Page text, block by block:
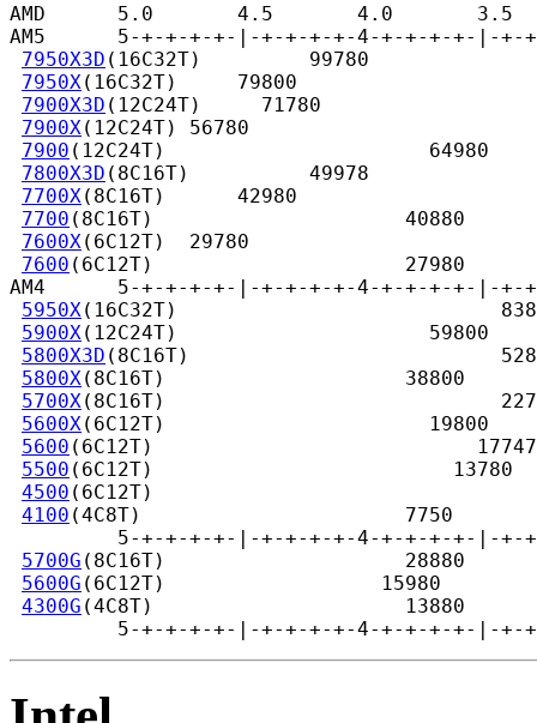
AMD      5.0       4.5       4.0       3.5
AM5      5-+-+-+-+-|-+-+-+-+-4-+-+-+-+-|-+-+-
7950X3D (16C32T)         99780
7950X (16C32T)     79800
7900X3D (12C24T)     71780
7900X (12C24T) 56780
7900 (12C24T)                      64980
7800X3D (8C16T)          49978
7700X (8C16T)      42980
7700 (8C16T)                     40880
7600X (6C12T)  29780
7600 (6C12T)                     27980
AM4      5-+-+-+-+-|-+-+-+-+-4-+-+-+-+-|-+-+-
5950X (16C32T)
5900X (12C24T)                     59800
5800X3D (8C16T)
5800X (8C16T)                    38800
5700X (8C16T)
5600X (6C12T)                      19800
5600 (6C12T)                           17747
5500 (6C12T)                         13780
4500 (6C12T)
4100 (4C8T)                      7750
5-+-+-+-+-|-+-+-+-+-4-+-+-+-+-|-
5700G (8C16T)                    28880
5600G (6C12T)                  15980
4300G (4C8T)                     13880
5-+-+-+-+-|-+-+-+-+-4-+-+-+-+-|-